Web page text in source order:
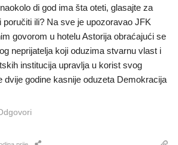
di god ima šta oteti, glasajte za
ili? Na sve je upozoravao JFK
govorom u hotelu Astorija obraćajući se
neprijatelja koji oduzima stvarnu vlast i
institucija upravlja u korist svog
dvije godine kasnije oduzeta Demokracija